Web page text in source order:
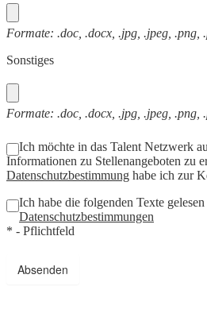
Formate: .doc, .docx, .jpg, .jpeg, .png,
Sonstiges
Formate: .doc, .docx, .jpg, .jpeg, .png,
Ich möchte in das Talent Netzwerk
Informationen zu Stellenangeboten zu
Datenschutzbestimmung habe ich zur
Ich habe die folgenden Texte
Datenschutzbestimmungen
* - Pflichtfeld
Absenden